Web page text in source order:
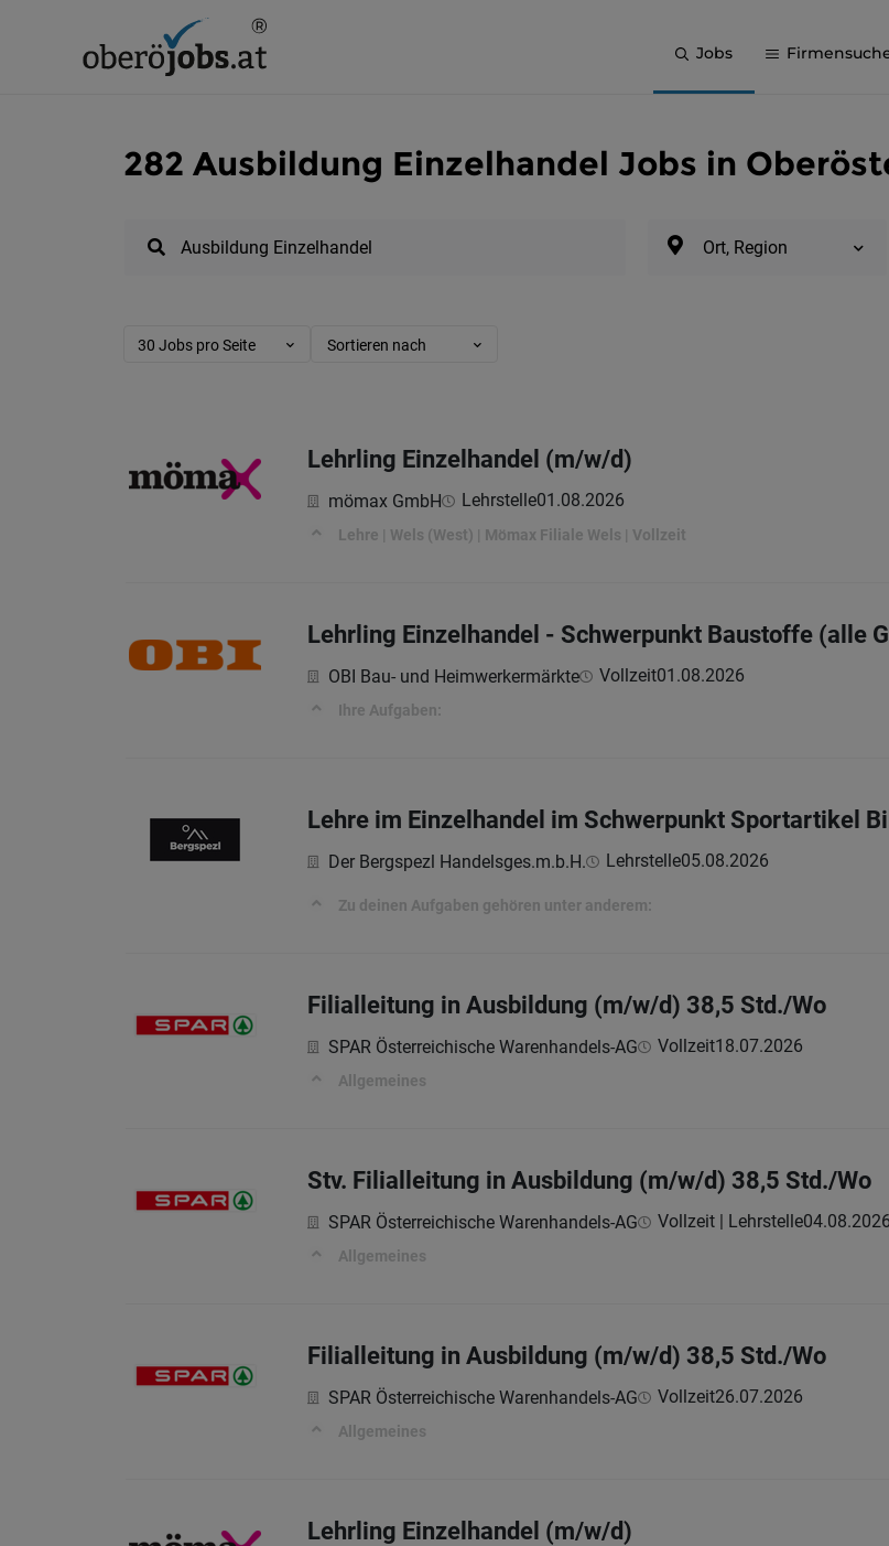
Jobs
282 Ausbildung Einzelhandel Jobs in
Ort, Region
30 Jobs pro Seite Sortieren nach
Lehrling Einzelhandel (m/w/d)
mömax GmbH Lehrstelle01.08.2026
Lehre | Wels (West) | Mömax Filiale Wels | Vollzeit
Lehrling Einzelhandel - Schwerpunkt Baustoffe (alle
OBI Bau- und Heimwerkermärkte Vollzeit01.08.2026
Ihre Aufgaben:
Lehre im Einzelhandel im Schwerpunkt Sportartikel
Der Bergspezl Handelsges.m.b.H. Lehrstelle05.08.2026
Zu deinen Aufgaben gehören unter anderem:
Filialleitung in Ausbildung (m/w/d) 38,5 Std./Wo
SPAR Österreichische Warenhandels-AG Vollzeit18.07.2026
Allgemeines
Stv. Filialleitung in Ausbildung (m/w/d) 38,5 Std./Wo
SPAR Österreichische Warenhandels-AG Vollzeit | Lehrstelle04.08.2026
Allgemeines
Filialleitung in Ausbildung (m/w/d) 38,5 Std./Wo
SPAR Österreichische Warenhandels-AG Vollzeit26.07.2026
Allgemeines
Lehrling Einzelhandel (m/w/d)